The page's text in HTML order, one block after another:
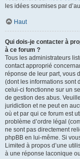
les idées soumises par
Haut
Qui dois-je contacter à
à ce forum ?
Tous les administrateurs
contact approprié
réponse de leur part, vous
(dont les informations sont
celui-ci fonctionne sur un
de gestion des abus.
juridiction et ne peut en
où et par qui ce forum est
problème d’ordre légal
ne sont pas directement
phpBB en lui-même. Si
Limited à propos d’une
à une réponse laconique